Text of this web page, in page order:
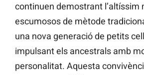
continuen demostrant l’altíssim
escumosos de mètode
una nova generació de petits
impulsant els ancestrals amb
personalitat. Aquesta